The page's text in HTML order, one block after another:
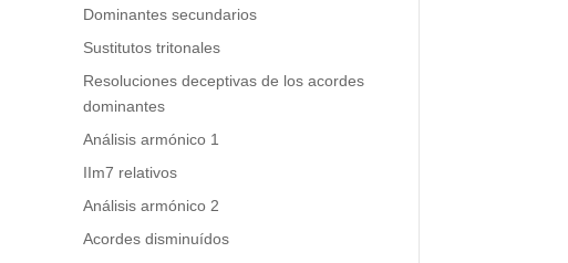
Dominantes secundarios
Sustitutos tritonales
Resoluciones deceptivas de los acordes
dominantes
Análisis armónico 1
IIm7 relativos
Análisis armónico 2
Acordes disminuídos